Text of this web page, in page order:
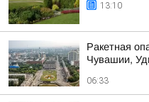
13:10
Ракетная
Чувашии,
06:33